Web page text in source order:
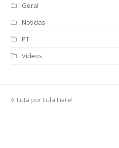
Geral
Notícias
PT
Vídeos
previous
Luta por Lula Livre!